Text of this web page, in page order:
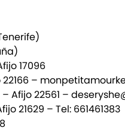
17096
–
Afijo 22561 –
21629 – Tel: 661461383